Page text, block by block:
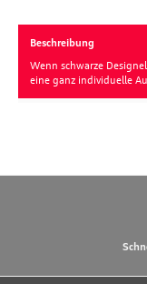
Beschreibung
Wenn schwarze
eine ganz individuelle